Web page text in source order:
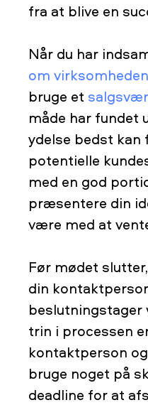
fra at blive en
Når du har
om
bruge et
måde har fundet
ydelse bedst kan
potentielle
med en god
præsentere din
være med at
Før mødet
din
beslutningstager
trin i processen
kontaktperson
bruge noget på
deadline for at